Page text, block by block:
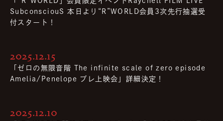
SubconsciouS 本日より“R”WORLD会員3次先行抽選受
付スタート！
2025.12.15
「ゼロの無限音階 The infinite scale of zero episode
Amelia/Penelope プレ上映会」詳細決定！
2025.12.10